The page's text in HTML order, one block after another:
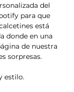
del
para que
está
donde en una
de nuestra
sorpresas.
estilo.